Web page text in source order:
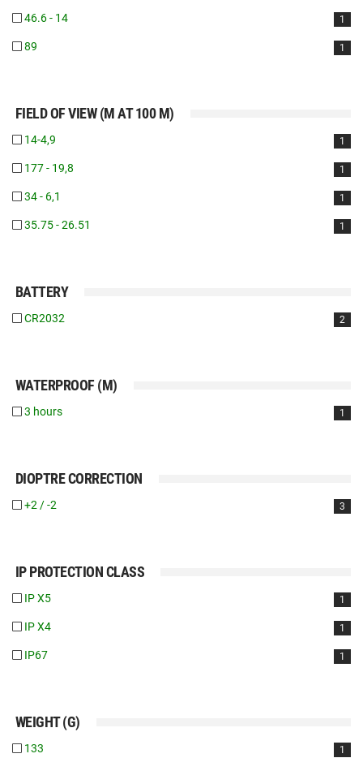
1
46.6 - 14
1
89
FIELD OF VIEW (M AT 100 M)
1
14-4,9
1
177 - 19,8
1
34 - 6,1
1
35.75 - 26.51
BATTERY
2
CR2032
WATERPROOF (M)
1
3 hours
DIOPTRE CORRECTION
3
+2 / -2
IP PROTECTION CLASS
1
IP X5
1
IP X4
1
IP67
WEIGHT (G)
1
133